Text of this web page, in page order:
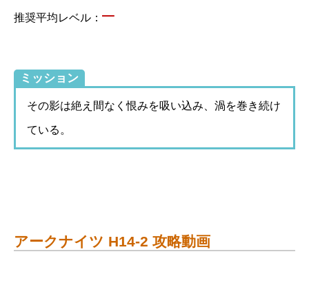
推奨平均レベル： –
ミッション
その影は絶え間なく恨みを吸い込み、渦を巻き続け
ている。
アークナイツ H14-2 攻略動画